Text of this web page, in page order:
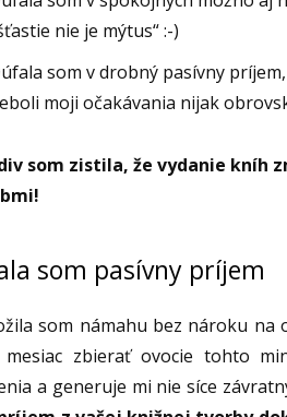
nie je mýtus“ :-)
som v drobný pasívny
moji očakávania nijak
som zistila, že vydanie kníh
som pasívny príjem
som námahu bez nároku
mesiac zbierať ovocie tohto
a generuje mi nie síce